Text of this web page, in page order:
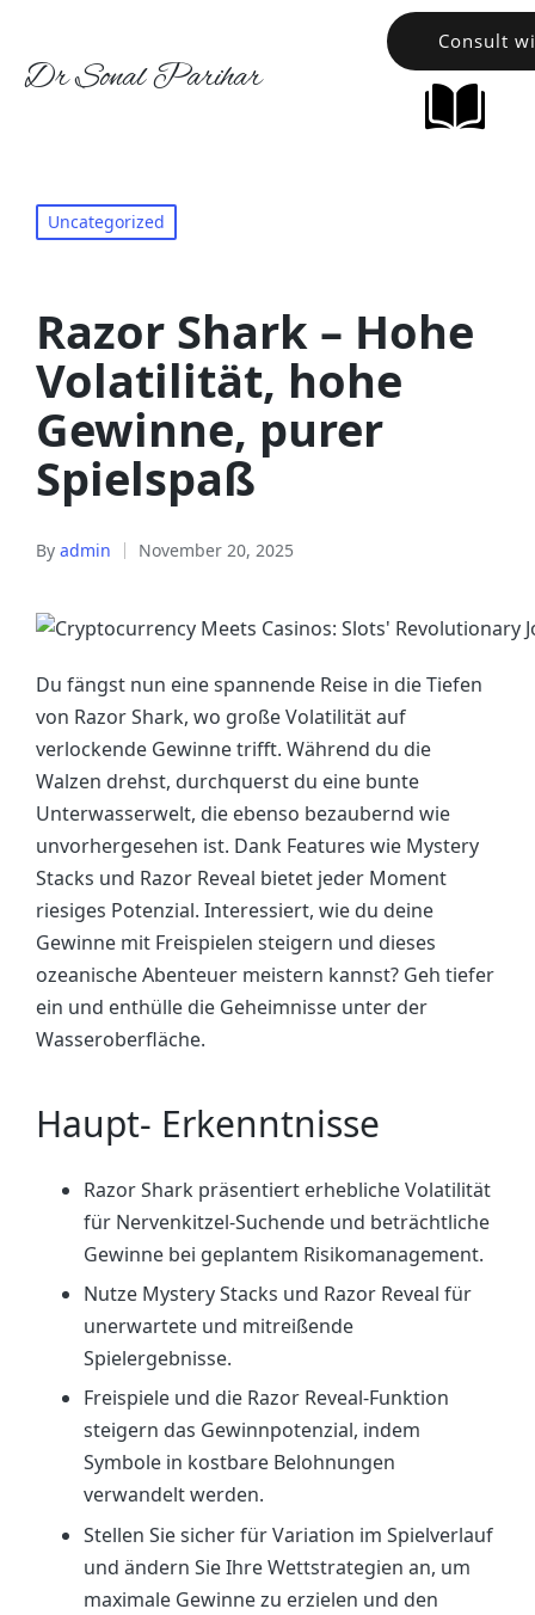
Dr Sonal Parihar
Consult
Uncategorized
Razor Shark – Hohe
Volatilität, hohe
Gewinne, purer
Spielspaß
By admin November 20, 2025
Du fängst nun eine spannende Reise in die Tiefen
von Razor Shark, wo große Volatilität auf
verlockende Gewinne trifft. Während du die
Walzen drehst, durchquerst du eine bunte
Unterwasserwelt, die ebenso bezaubernd wie
unvorhergesehen ist. Dank Features wie Mystery
Stacks und Razor Reveal bietet jeder Moment
riesiges Potenzial. Interessiert, wie du deine
Gewinne mit Freispielen steigern und dieses
ozeanische Abenteuer meistern kannst? Geh tiefer
ein und enthülle die Geheimnisse unter der
Wasseroberfläche.
Haupt- Erkenntnisse
Razor Shark präsentiert erhebliche Volatilität
für Nervenkitzel-Suchende und beträchtliche
Gewinne bei geplantem Risikomanagement.
Nutze Mystery Stacks und Razor Reveal für
unerwartete und mitreißende
Spielergebnisse.
Freispiele und die Razor Reveal-Funktion
steigern das Gewinnpotenzial, indem
Symbole in kostbare Belohnungen
verwandelt werden.
Stellen Sie sicher für Variation im Spielverlauf
und ändern Sie Ihre Wettstrategien an, um
maximale Gewinne zu erzielen und den